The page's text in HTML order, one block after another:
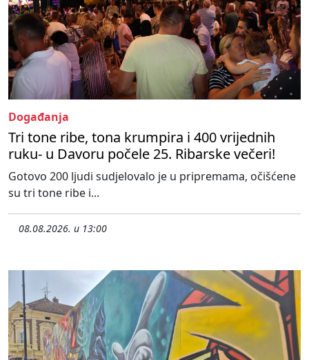
Događanja
Tri tone ribe, tona krumpira i 400 vrijednih
ruku- u Davoru počele 25. Ribarske večeri!
Gotovo 200 ljudi sudjelovalo je u pripremama, očišćene
su tri tone ribe i...
08.08.2026. u 13:00